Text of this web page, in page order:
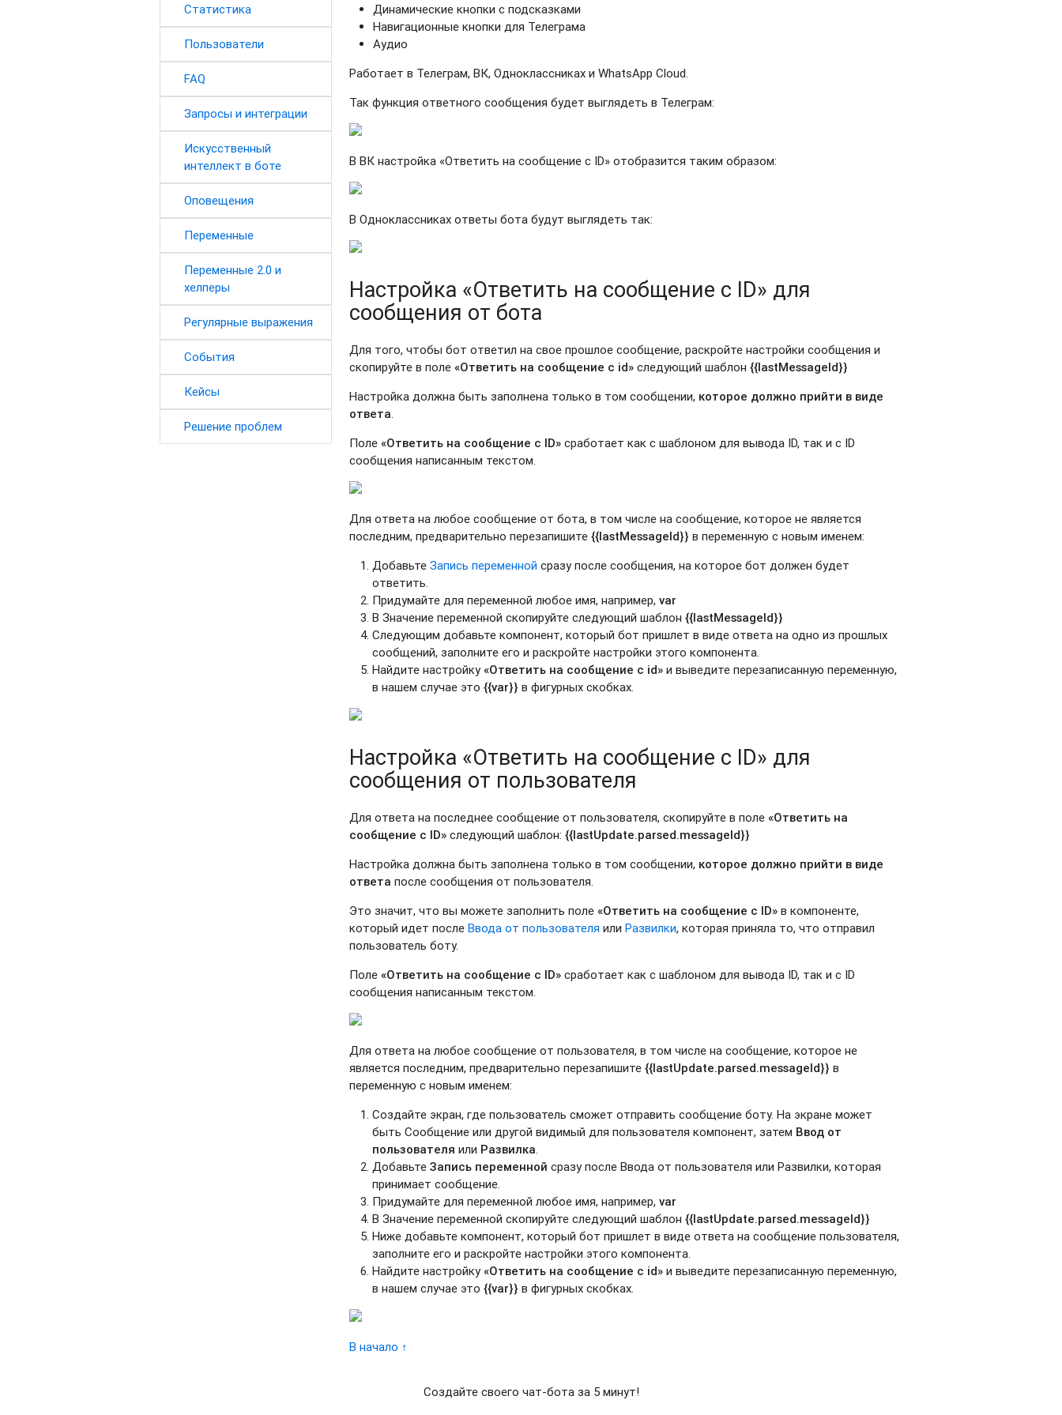
Статистика
Пользователи
FAQ
Запросы и интеграции
Искусственный
интеллект в боте
Оповещения
Переменные
Переменные 2.0 и
хелперы
Регулярные выражения
События
Кейсы
Решение проблем
Динамические кнопки с подсказками
Навигационные кнопки для Телеграма
Аудио
Работает в Телеграм, ВК, Одноклассниках и WhatsApp Cloud.
Так функция ответного сообщения будет выглядеть в Телеграм:
В ВК настройка «Ответить на сообщение с ID» отобразится таким образом:
В Одноклассниках ответы бота будут выглядеть так:
Настройка «Ответить на сообщение с ID» для
сообщения от бота
Для того, чтобы бот ответил на свое прошлое сообщение, раскройте настройки сообщения и
скопируйте в поле«Ответить на сообщение с id» следующий шаблон{{lastMessageId}}
Настройка должна быть заполнена только в том сообщении, которое должно прийти в виде
ответа
Поле«Ответить на сообщение с ID» сработает как с шаблоном для вывода ID, так и с ID
сообщения написанным текстом.
Для ответа на любое сообщение от бота, в том числе на сообщение, которое не является
последним, предварительно перезапишите{{lastMessageId}} в переменную с новым именем:
ДобавьтеЗапись переменной сразу после сообщения, на которое бот должен будет
ответить.
Придумайте для переменной любое имя, например,var
В Значение переменной скопируйте следующий шаблон{{lastMessageId}}
Следующим добавьте компонент, который бот пришлет в виде ответа на одно из прошлых
сообщений, заполните его и раскройте настройки этого компонента.
Найдите настройку«Ответить на сообщение с id» и выведите перезаписанную переменную,
в нашем случае это{{var}} в фигурных скобках.
Настройка «Ответить на сообщение с ID» для
сообщения от пользователя
Для ответа на последнее сообщение от пользователя, скопируйте в поле«Ответить на
сообщение с ID» следующий шаблон:{{lastUpdate.parsed.messageId}}
Настройка должна быть заполнена только в том сообщении, которое должно прийти в виде
ответа после сообщения от пользователя.
Это значит, что вы можете заполнить поле «Ответить на сообщение с ID» в компоненте,
который идет послеВвода от пользователя илиРазвилки, которая приняла то, что отправил
пользователь боту.
Поле«Ответить на сообщение с ID» сработает как с шаблоном для вывода ID, так и с ID
сообщения написанным текстом.
Для ответа на любое сообщение от пользователя, в том числе на сообщение, которое не
является последним, предварительно перезапишите{{lastUpdate.parsed.messageId}}в
переменную с новым именем:
Создайте экран, где пользователь сможет отправить сообщение боту. На экране может
быть Сообщение или другой видимый для пользователя компонент, затем Ввод от
пользователя или Развилка
ДобавьтеЗапись переменной сразу после Ввода от пользователя или Развилки, которая
принимает сообщение.
Придумайте для переменной любое имя, например,var
В Значение переменной скопируйте следующий шаблон{{lastUpdate.parsed.messageId}}
Ниже добавьте компонент, который бот пришлет в виде ответа на сообщение пользователя,
заполните его и раскройте настройки этого компонента.
Найдите настройку«Ответить на сообщение с id» и выведите перезаписанную переменную,
в нашем случае это{{var}} в фигурных скобках.
В начало ↑
Создайте своего чат-бота за 5 минут!